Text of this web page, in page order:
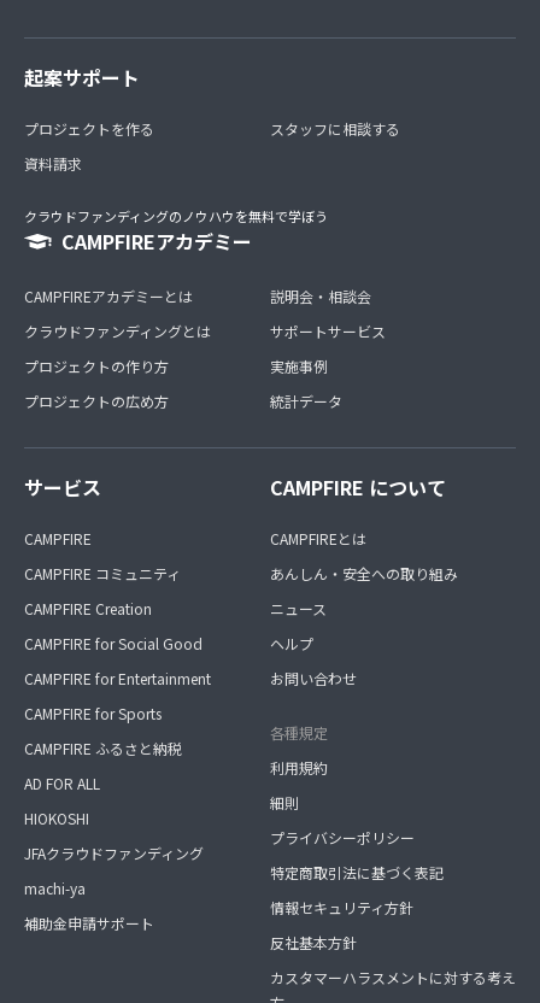
起案サポート
プロジェクトを作る
資料請求
スタッフに相談する
クラウドファンディングのノウハウを無料で学ぼう
CAMPFIREアカデミー
CAMPFIREアカデミーとは
クラウドファンディングとは
プロジェクトの作り方
プロジェクトの広め方
説明会・相談会
サポートサービス
実施事例
統計データ
サービス
CAMPFIRE
CAMPFIRE コミュニティ
CAMPFIRE Creation
CAMPFIRE for Social Good
CAMPFIRE for Entertainment
CAMPFIRE for Sports
CAMPFIRE ふるさと納税
AD FOR ALL
HIOKOSHI
JFAクラウドファンディング
machi-ya
補助金申請サポート
CAMPFIRE について
CAMPFIREとは
あんしん・安全への取り組み
ニュース
ヘルプ
お問い合わせ
各種規定
利用規約
細則
プライバシーポリシー
特定商取引法に基づく表記
情報セキュリティ方針
反社基本方針
カスタマーハラスメントに対する考え